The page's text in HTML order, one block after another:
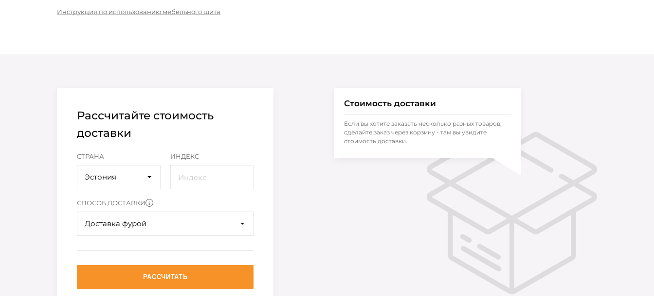
Инструкция по использованию мебельного щита
Рассчитайте стоимость
доставки
СТРАНА
Эстония
ИНДЕКС
СПОСОБ ДОСТАВКИ
Доставка фурой
РАССЧИТАТЬ
Стоимость доставки
Если вы хотите заказать несколько разных товаров,
сделайте заказ через корзину - там вы увидите
стоимость доставки.